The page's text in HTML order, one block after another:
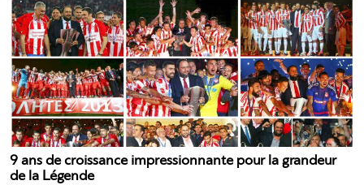
9 ans de croissance impressionnante pour la grandeur
de la Légende